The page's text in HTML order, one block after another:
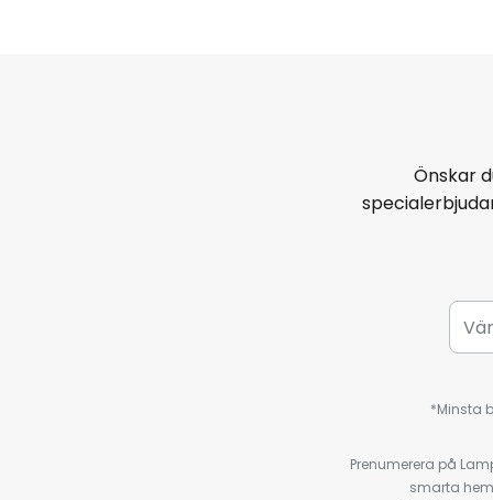
Önskar
*Minsta
Prenumerera på
smarta